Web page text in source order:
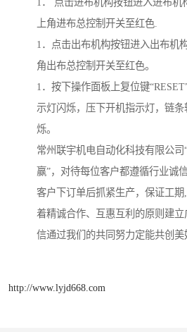
1． 点击进布机构按钮进入进布机
上角进布总控制开关至红色.
1．点击出布机构按钮进入出布机
角出布总控制开关至红色。
1．按下操作面板上复位键
示灯闪烁，压下开机指示灯，链条
烁。
常州联宇机电自动化科技有限公司
赢”，对待每位客户都遵循行业诚
客户下订单后抓紧生产，保证工
着精诚合作、互惠互利的原则建
信通过我们的共同努力定能共创美
http://www.lyjd668.com